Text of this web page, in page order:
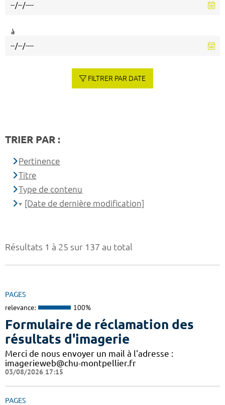
Résultats 1 à 25 sur 137 au total
PAGES
relevance: 100%
Formulaire de réclamation des
résultats d'imagerie
Merci de nous envoyer un mail à l'adresse :
imagerieweb@chu-montpellier.fr
03/08/2026 17:15
PAGES
à
FILTRER PAR DATE
TRIER PAR :
Pertinence
Titre
Type de contenu
[Date de dernière modification]